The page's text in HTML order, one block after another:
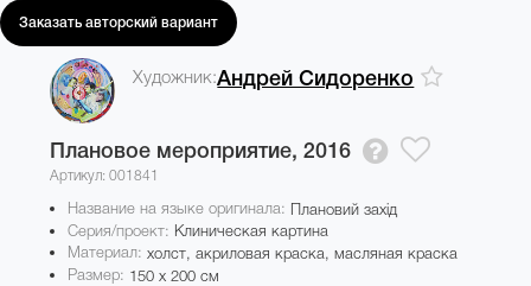
Заказать авторский вариант
Художник:Андрей Сидоренко
Плановое мероприятие, 2016
Артикул: 001841
Название на языке оригинала: Плановий захід
Серия/проект: Клиническая картина
Материал: холст, акриловая краска, масляная краска
Размер: 150 x 200 см